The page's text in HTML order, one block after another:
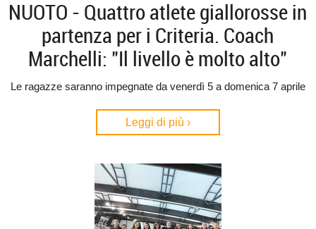
NUOTO - Quattro atlete giallorosse in
partenza per i Criteria. Coach
Marchelli: "Il livello è molto alto"
Le ragazze saranno impegnate da venerdì 5 a domenica 7 aprile
Leggi di più ›